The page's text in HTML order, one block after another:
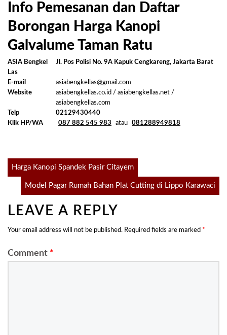
Info Pemesanan dan Daftar
Borongan Harga Kanopi
Galvalume Taman Ratu
ASIA Bengkel
Las
Jl. Pos Polisi No. 9A Kapuk Cengkareng, Jakarta Barat
E-mail
asiabengkellas@gmail.com
Website
asiabengkellas.co.id / asiabengkellas.net /
asiabengkellas.com
Telp
02129430440
Klik HP/WA
087 882 545 983 atau 081288949818
Post
navigation
Harga Kanopi Spandek Pasir Citayem
Model Pagar Rumah Bahan Plat Cutting di Lippo Karawaci
LEAVE A REPLY
Your email address will not be published. Required fields are marked *
Comment *